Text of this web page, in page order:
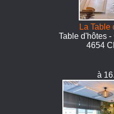
La Table
Table d'hôtes
4654
à